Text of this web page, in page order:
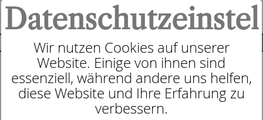
SUCHE
0
Schaummatratze
dormabell Innova Air S 20
Wir nutzen Cookies auf unserer
Website. Einige von ihnen sind
essenziell, während andere uns helfen,
diese Website und Ihre Erfahrung zu
verbessern.